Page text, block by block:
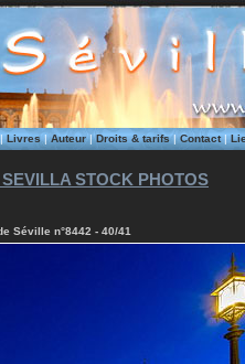
Livres|Auteur|Droits & tarifs|Contact|
STOCK PHOTOS
Séville n°8442 - 40/41